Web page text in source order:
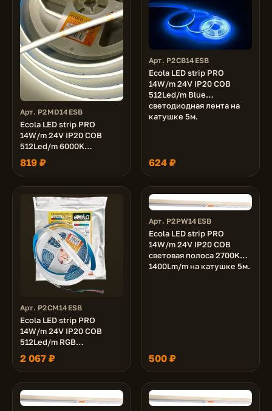
Арт. P2MD14ESB
Ecola LED strip PRO
14W/m 24V IP20 COB
512Led/m 6000K
1400Lm/m светодиодная
лента на катушке 5м.
819 ₽
Арт. P2CB14ESB
Ecola LED strip PRO
14W/m 24V IP20 COB
512Led/m Blue
светодиодная лента на
катушке 5м.
624 ₽
Арт. P2CM14ESB
Ecola LED strip PRO
14W/m 24V IP20 COB
512Led/m RGB
светодиодная лента на
катушке 5м.
2 067 ₽
Арт. P2PW14ESB
Ecola LED strip PRO
14W/m 24V IP20 COB
световая полоса 2700K
1400Lm/m на катушке 5м.
500 ₽